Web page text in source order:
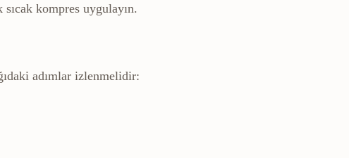
kompres uygulayın.
adımlar izlenmelidir: